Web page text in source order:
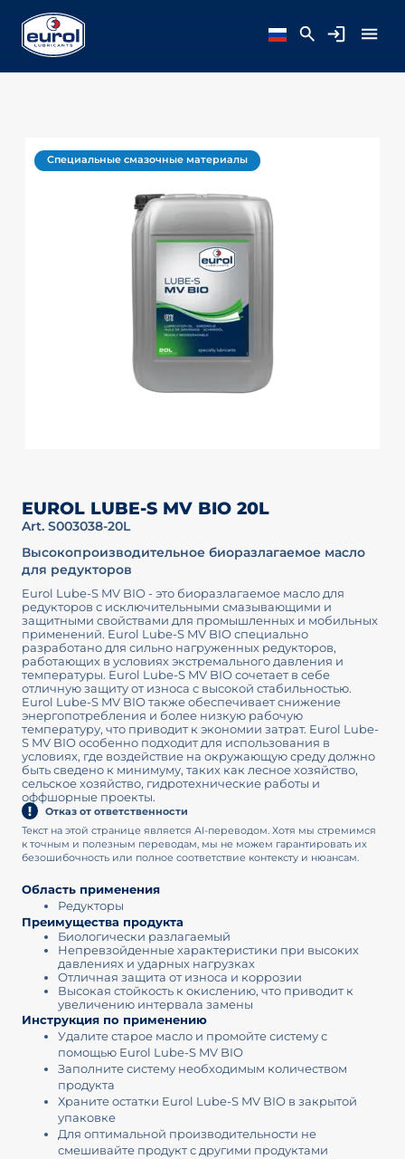
EUROL LUBE-S MV BIO 20L
Art. S003038-20L
Высокопроизводительное биоразлагаемое масло
для редукторов
Eurol Lube-S MV BIO - это биоразлагаемое масло для
редукторов с исключительными смазывающими и
защитными свойствами для промышленных и мобильных
применений. Eurol Lube-S MV BIO специально
разработано для сильно нагруженных редукторов,
работающих в условиях экстремального давления и
температуры. Eurol Lube-S MV BIO сочетает в себе
отличную защиту от износа с высокой стабильностью.
Eurol Lube-S MV BIO также обеспечивает снижение
энергопотребления и более низкую рабочую
температуру, что приводит к экономии затрат. Eurol Lube-
S MV BIO особенно подходит для использования в
условиях, где воздействие на окружающую среду должно
быть сведено к минимуму, таких как лесное хозяйство,
сельское хозяйство, гидротехнические работы и
оффшорные проекты.
Отказ от ответственности
Текст на этой странице является AI-переводом. Хотя мы стремимся
к точным и полезным переводам, мы не можем гарантировать их
безошибочность или полное соответствие контексту и нюансам.
Область применения
Редукторы
Преимущества продукта
Биологически разлагаемый
Непревзойденные характеристики при высоких
давлениях и ударных нагрузках
Отличная защита от износа и коррозии
Высокая стойкость к окислению, что приводит к
увеличению интервала замены
Инструкция по применению
Удалите старое масло и промойте систему с
помощью Eurol Lube-S MV BIO
Заполните систему необходимым количеством
продукта
Храните остатки Eurol Lube-S MV BIO в закрытой
упаковке
Для оптимальной производительности не
смешивайте продукт с другими продуктами
Специальные смазочные материалы